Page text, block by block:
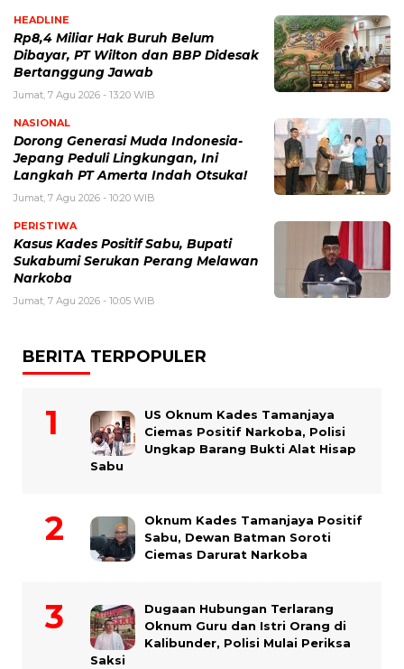
HEADLINE
Rp8,4 Miliar Hak Buruh Belum
Dibayar, PT Wilton dan BBP Didesak
Bertanggung Jawab
Jumat, 7 Agu 2026 - 13:20 WIB
NASIONAL
Dorong Generasi Muda Indonesia-
Jepang Peduli Lingkungan, Ini
Langkah PT Amerta Indah Otsuka!
Jumat, 7 Agu 2026 - 10:20 WIB
PERISTIWA
Kasus Kades Positif Sabu, Bupati
Sukabumi Serukan Perang Melawan
Narkoba
Jumat, 7 Agu 2026 - 10:05 WIB
BERITA TERPOPULER
US Oknum Kades Tamanjaya
Ciemas Positif Narkoba, Polisi
Ungkap Barang Bukti Alat Hisap
Sabu
Oknum Kades Tamanjaya Positif
Sabu, Dewan Batman Soroti
Ciemas Darurat Narkoba
Dugaan Hubungan Terlarang
Oknum Guru dan Istri Orang di
Kalibunder, Polisi Mulai Periksa
Saksi